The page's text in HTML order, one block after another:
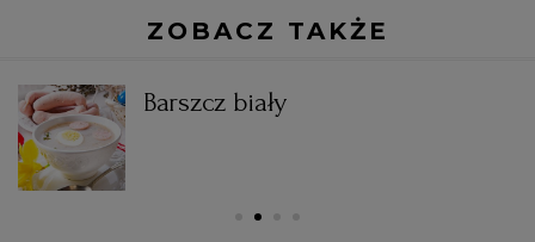
ZOBACZ TAKŻE
Barszcz biały